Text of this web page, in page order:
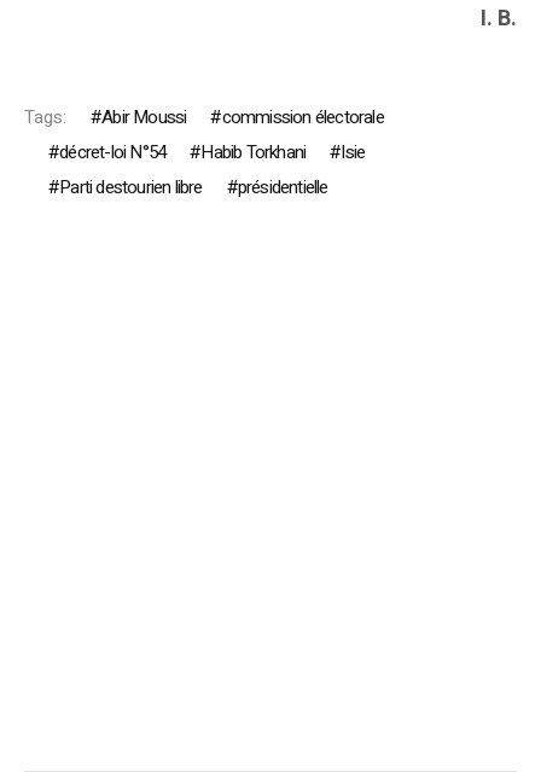
I. B.
Tags: Abir Moussi
commission électorale
décret-loi N°54
Habib Torkhani
Isie
Parti destourien libre
présidentielle